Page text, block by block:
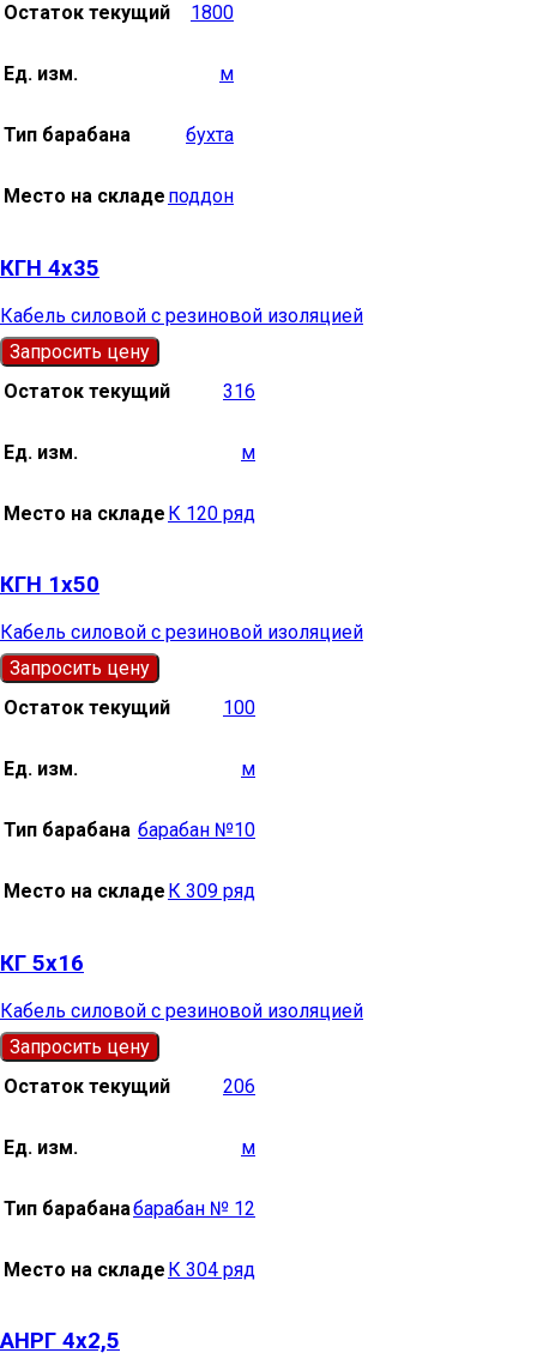
Остаток текущий 1800
Ед. изм. м
Тип барабана бухта
Место на складе поддон
КГН 4х35
Кабель силовой с резиновой изоляцией
Запросить цену
Остаток текущий
316
Ед. изм. м
Место на складе К 120 ряд
КГН 1х50
Кабель силовой с резиновой изоляцией
Запросить цену
Остаток текущий
100
Ед. изм. м
Тип барабана барабан №10
Место на складе К 309 ряд
КГ 5х16
Кабель силовой с резиновой изоляцией
Запросить цену
Остаток текущий
206
Ед. изм. м
Тип барабанабарабан № 12
Место на складе К 304 ряд
АНРГ 4х2,5